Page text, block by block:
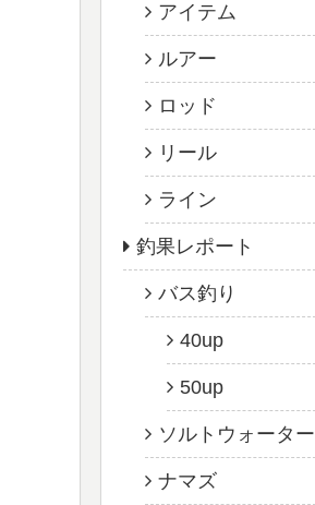
アイテム
ルアー
ロッド
リール
ライン
釣果レポート
バス釣り
40up
50up
ソルトウォーター
ナマズ